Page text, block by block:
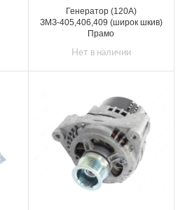
Генератор (120А)
ЗМЗ-405,406,409 (широк шкив)
Прамо
Нет в наличии